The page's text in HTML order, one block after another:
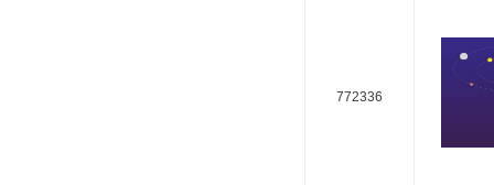
772336